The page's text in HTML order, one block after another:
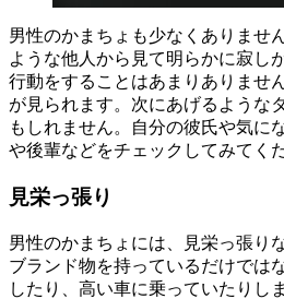
男性のかまちょも少なくありませ
ような他人から見て明らかに寂し
行動をすることはあまりありませ
が見られます。次にあげるような
もしれません。自分の彼氏や気に
や後輩などをチェックしてみてく
見栄っ張り
男性のかまちょには、見栄っ張り
ブランド物を持っているだけでは
したり、高い車に乗っていたりし